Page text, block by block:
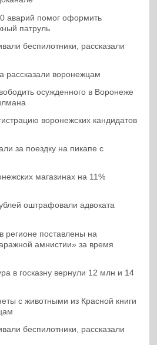
аварий помог оформить
патруль
беспилотники, рассказали
рассказали воронежцам
осужденного в Воронеже
воронежских кандидатов
за поездку на пикапе с
магазинах на 11%
оштрафовали адвоката
регионе поставлены на
амнистии» за время
в госказну вернули 12 млн и 14
с животными из Красной книги
беспилотники, рассказали